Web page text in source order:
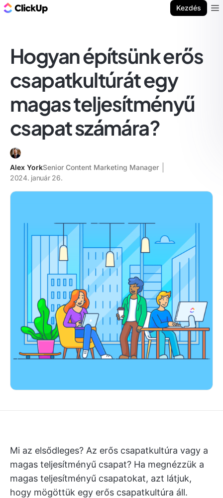
Kezdés
Hogyan építsünk erős
csapatkultúrát egy
magas teljesítményű
csapat számára?
Alex YorkSenior Content Marketing Manager
2024. január 26.
Mi az elsődleges? Az erős csapatkultúra vagy a
magas teljesítményű csapat? Ha megnézzük a
magas teljesítményű csapatokat, azt látjuk,
hogy mögöttük egy erős csapatkultúra áll.